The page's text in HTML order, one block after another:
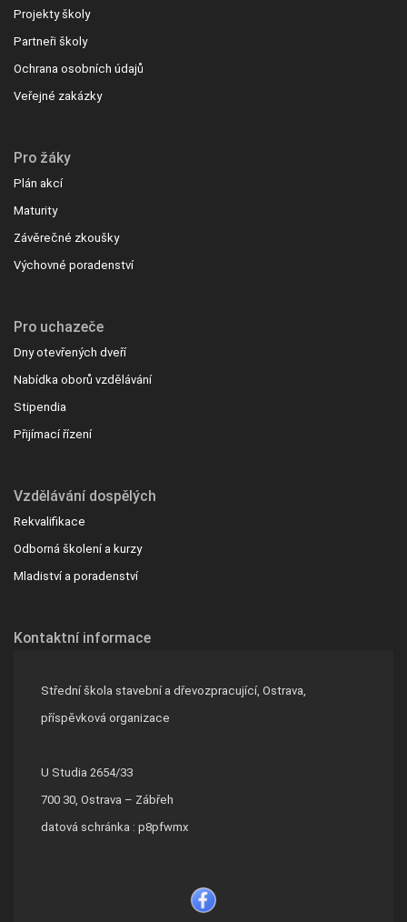
Projekty školy
Partneři školy
Ochrana osobních údajů
Veřejné zakázky
Pro žáky
Plán akcí
Maturity
Závěrečné zkoušky
Výchovné poradenství
Pro uchazeče
Dny otevřených dveří
Nabídka oborů vzdělávání
Stipendia
Přijímací řízení
Vzdělávání dospělých
Rekvalifikace
Odborná školení a kurzy
Mladiství a poradenství
Kontaktní informace
Střední škola stavební a dřevozpracující, Ostrava,
příspěvková organizace
U Studia 2654/33
700 30, Ostrava – Zábřeh
datová schránka : p8pfwmx